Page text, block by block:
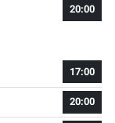
20:00
17:00
20:00